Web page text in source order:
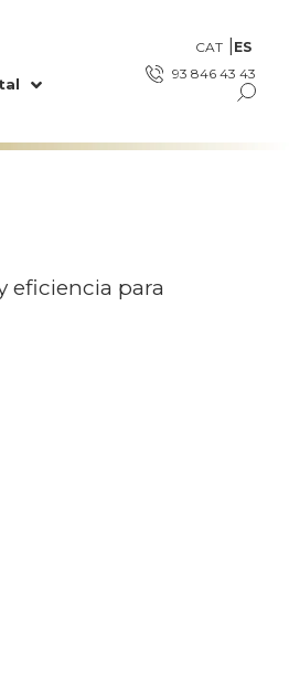
CAT
ES
93 846 43 43
eficiencia para